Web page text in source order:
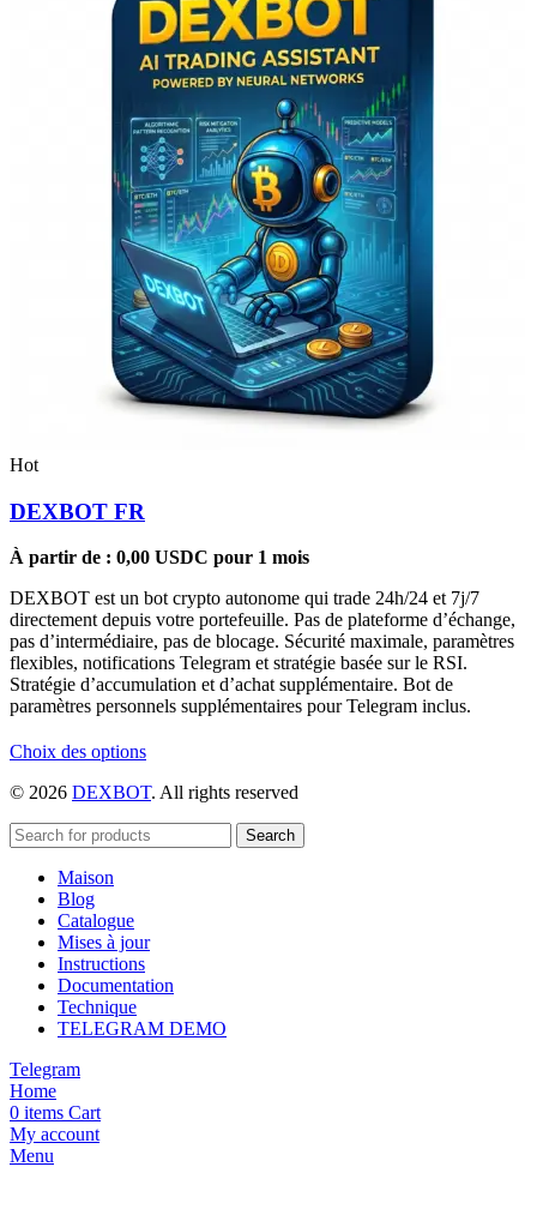
Hot
DEXBOT FR
À partir de : 0,00 USDC pour 1 mois
DEXBOT est un bot crypto autonome qui trade 24h/24 et 7j/7
directement depuis votre portefeuille. Pas de plateforme d’échange,
pas d’intermédiaire, pas de blocage. Sécurité maximale, paramètres
flexibles, notifications Telegram et stratégie basée sur le RSI.
Stratégie d’accumulation et d’achat supplémentaire. Bot de
paramètres personnels supplémentaires pour Telegram inclus.
Choix des optionsCe
a
variations.
choisies
la
du
© 2026 DEXBOT. All rights reserved
Search
Maison
Blog
Catalogue
Mises à jour
Instructions
Documentation
Technique
TELEGRAM DEMO
Telegram
Home
0 items Cart
My account
Menu